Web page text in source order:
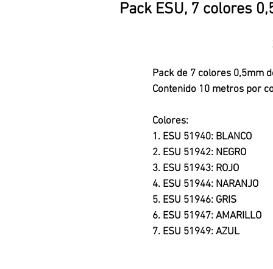
Pack ESU, 7 colores
Pack de 7 colores 0,5mm
Contenido 10 metros por
Colores:
1. ESU 51940: BLANCO
2. ESU 51942: NEGRO
3. ESU 51943: ROJO
4. ESU 51944: NARANJO
5. ESU 51946: GRIS
6. ESU 51947: AMARILLO
7. ESU 51949: AZUL